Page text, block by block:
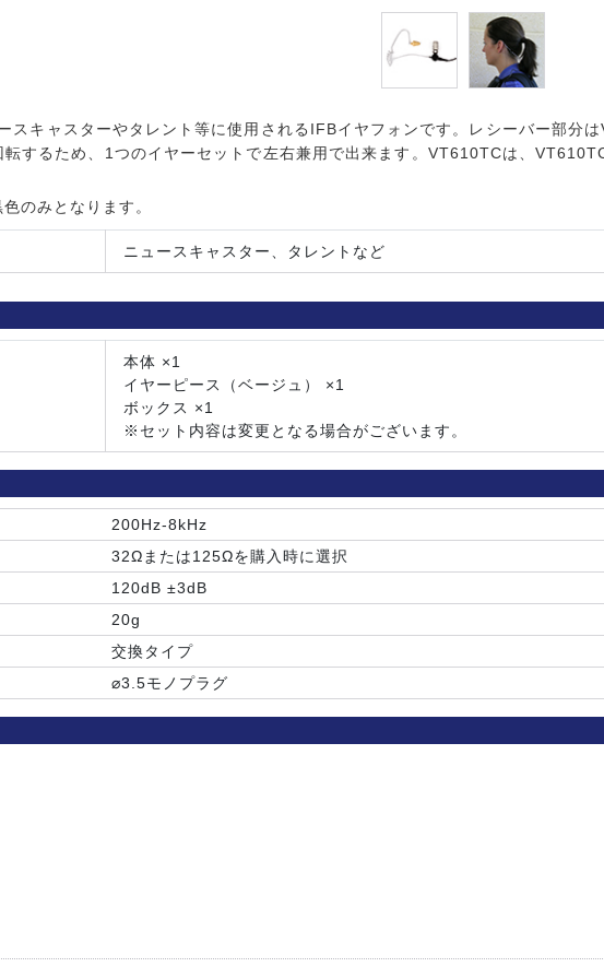
スキャスターやタレント等に使用されるIFBイヤフォンです。レシーバー部分
転するため、1つのイヤーセットで左右兼用で出来ます。VT610TCは、
のみとなります。
ニュースキャスター、タレントなど
本体 ×1
イヤーピース（ベージュ） ×1
ボックス ×1
※セット内容は変更となる場合がございます。
200Hz-8kHz
32Ωまたは125Ωを購入時に選択
120dB ±3dB
20g
交換タイプ
⌀3.5モノプラグ